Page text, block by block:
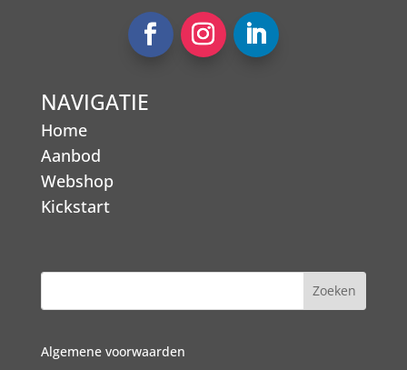
NAVIGATIE
Home
Aanbod
Webshop
Kickstart
Algemene voorwaarden